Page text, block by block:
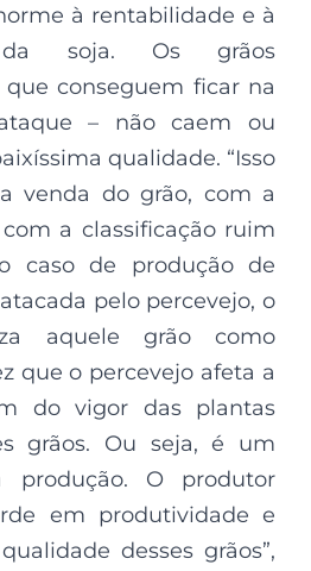
à rentabilidade e à
da soja. Os grãos
conseguem ficar na
– não caem ou
qualidade. “Isso
venda do grão, com a
a classificação ruim
caso de produção de
pelo percevejo, o
aquele grão como
que o percevejo afeta a
do vigor das plantas
grãos. Ou seja, é um
produção. O produtor
em produtividade e
desses grãos”,